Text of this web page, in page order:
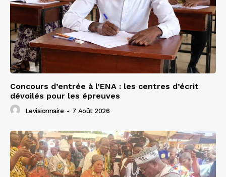
Concours d’entrée à l’ENA : les centres d’écrit
dévoilés pour les épreuves
Levisionnaire - 7 Août 2026